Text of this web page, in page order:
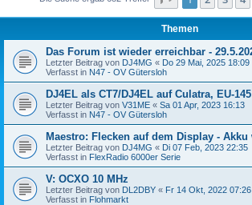
Themen
Das Forum ist wieder erreichbar -
Letzter Beitrag von DJ4MG « Do 29 Mai, 2025 18:09
Verfasst in N47 - OV Gütersloh
DJ4EL als CT7/DJ4EL auf Culatra, EU-145
Letzter Beitrag von V31ME « Sa 01 Apr, 2023 16:13
Verfasst in N47 - OV Gütersloh
Maestro: Flecken auf dem Display -
Letzter Beitrag von DJ4MG « Di 07 Feb, 2023 22:35
Verfasst in FlexRadio 6000er Serie
V: OCXO 10 MHz
Letzter Beitrag von DL2DBY « Fr 14 Okt, 2022 07:26
Verfasst in Flohmarkt